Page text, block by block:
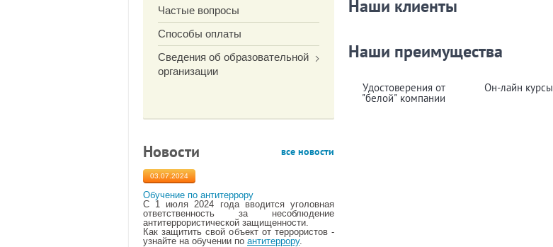
Частые вопросы
Способы оплаты
Сведения об образовательной
организации
Новости все новости
03.07.2024
Обучение по антитеррору
С 1 июля 2024 года вводится уголовная
ответственность за несоблюдение
антитеррористической защищенности.
Как защитить свой объект от террористов -
узнайте на обучении по антитеррору.
Наши клиенты
Наши преимущества
Удостоверения от
"белой" компании
Он-лайн курсы